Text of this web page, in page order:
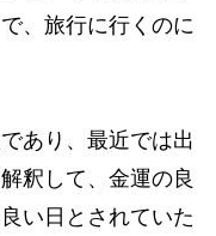
、旅行に行くのに
あり、最近では出
釈して、金運の良
い日とされていた